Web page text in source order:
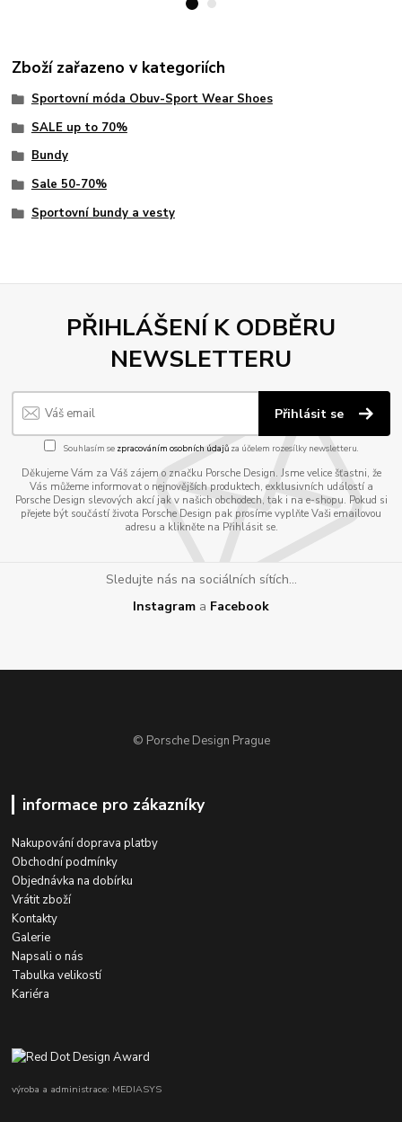
Zboží zařazeno v kategoriích
Sportovní móda Obuv-Sport Wear Shoes
SALE up to 70%
Bundy
Sale 50-70%
Sportovní bundy a vesty
PŘIHLÁŠENÍ K ODBĚRU
NEWSLETTERU
Přihlásit se
Souhlasím se zpracováním osobních údajůza účelem rozesílky newsletteru.
Děkujeme Vám za Váš zájem o značku Porsche Design. Jsme velice šťastni, že
Vás můžeme informovat o nejnovějších produktech, exklusivních událostí a
Porsche Design slevových akcí jak v našich obchodech, tak i na e-shopu. Pokud si
přejete být součástí života Porsche Design pak prosíme vyplňte Vaši emailovou
adresu a klikněte na Přihlásit se.
Sledujte nás na sociálních sítích...
Instagram a Facebook
© Porsche Design Prague
informace pro zákazníky
Nakupování doprava platby
Obchodní podmínky
Objednávka na dobírku
Vrátit zboží
Kontakty
Galerie
Napsali o nás
Tabulka velikostí
Kariéra
výroba a administrace: MEDIASYS